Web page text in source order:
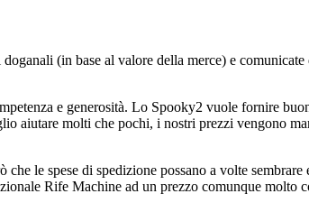
(in base al valore della merce) e
e generosità. Lo Spooky2 vuole fornire
molti che pochi, i nostri prezzi vengono
le spese di spedizione possano a volte
Rife Machine ad un prezzo comunque molto